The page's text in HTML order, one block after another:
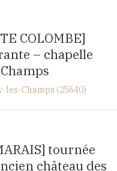
Hauts
COLOMBE]
– chapelle
les-Champs (25640)
tournée
château des